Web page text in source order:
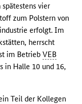
vier
zum Polstern von
erfolgt. Im
herrscht
im BetriebVEB
in Halle 10 und 16,
Teil der Kollegen